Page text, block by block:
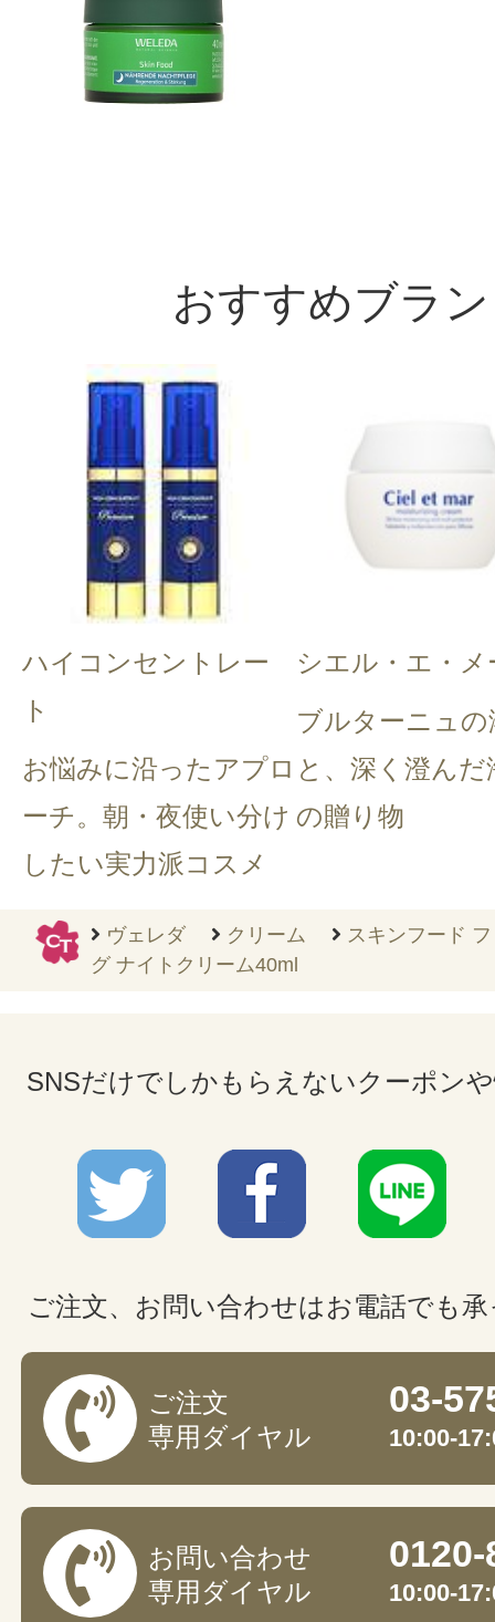
おすすめブラ
ハイコンセントレー
ト
お悩みに沿ったアプロ
ーチ。朝・夜使い分け
したい実力派コスメ
シエル・エ・メ
ブルターニュの
と、深く澄んだ
の贈り物
ヴェレダ クリーム
スキンフード
グ ナイトクリーム40ml
SNSだけでしかもらえないクーポン
ご注文、お問い合わせはお電話でも
ご注文
専用ダイヤル
03-
10:00-
お問い合わせ
専用ダイヤル
10:00-